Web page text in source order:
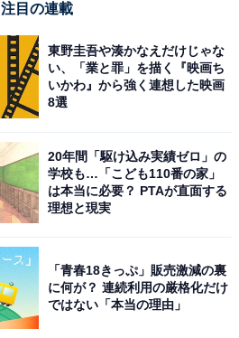
注目の連載
東野圭吾や湊かなえだけじゃな
い、「業と罪」を描く『映画ち
いかわ』から強く連想した映画
8選
20年間「駆け込み実績ゼロ」の
学校も…「こども110番の家」
は本当に必要？ PTAが直面する
理想と現実
「青春18きっぷ」販売激減の裏
に何が？ 連続利用の厳格化だけ
ではない「本当の理由」